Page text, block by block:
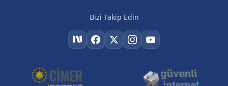
Bizi Takip Edin